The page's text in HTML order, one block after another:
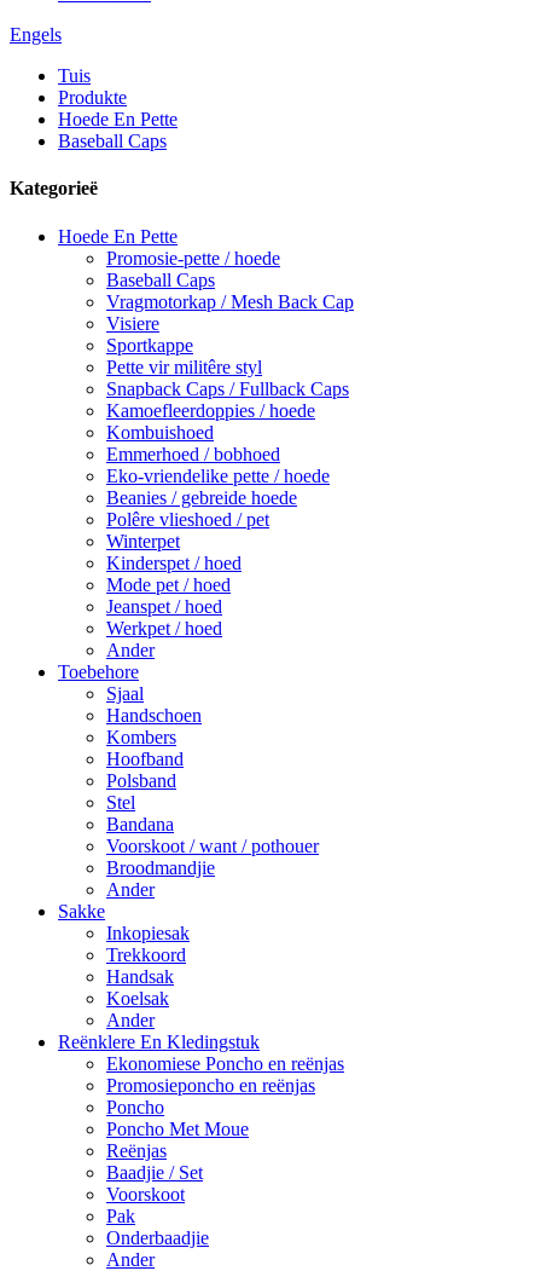
Engels
Tuis
Produkte
Hoede En Pette
Baseball Caps
Kategorieë
Hoede En Pette
Promosie-pette / hoede
Baseball Caps
Vragmotorkap / Mesh Back Cap
Visiere
Sportkappe
Pette vir militêre styl
Snapback Caps / Fullback Caps
Kamoefleerdoppies / hoede
Kombuishoed
Emmerhoed / bobhoed
Eko-vriendelike pette / hoede
Beanies / gebreide hoede
Polêre vlieshoed / pet
Winterpet
Kinderspet / hoed
Mode pet / hoed
Jeanspet / hoed
Werkpet / hoed
Ander
Toebehore
Sjaal
Handschoen
Kombers
Hoofband
Polsband
Stel
Bandana
Voorskoot / want / pothouer
Broodmandjie
Ander
Sakke
Inkopiesak
Trekkoord
Handsak
Koelsak
Ander
Reënklere En Kledingstuk
Ekonomiese Poncho en reënjas
Promosieponcho en reënjas
Poncho
Poncho Met Moue
Reënjas
Baadjie / Set
Voorskoot
Pak
Onderbaadjie
Ander